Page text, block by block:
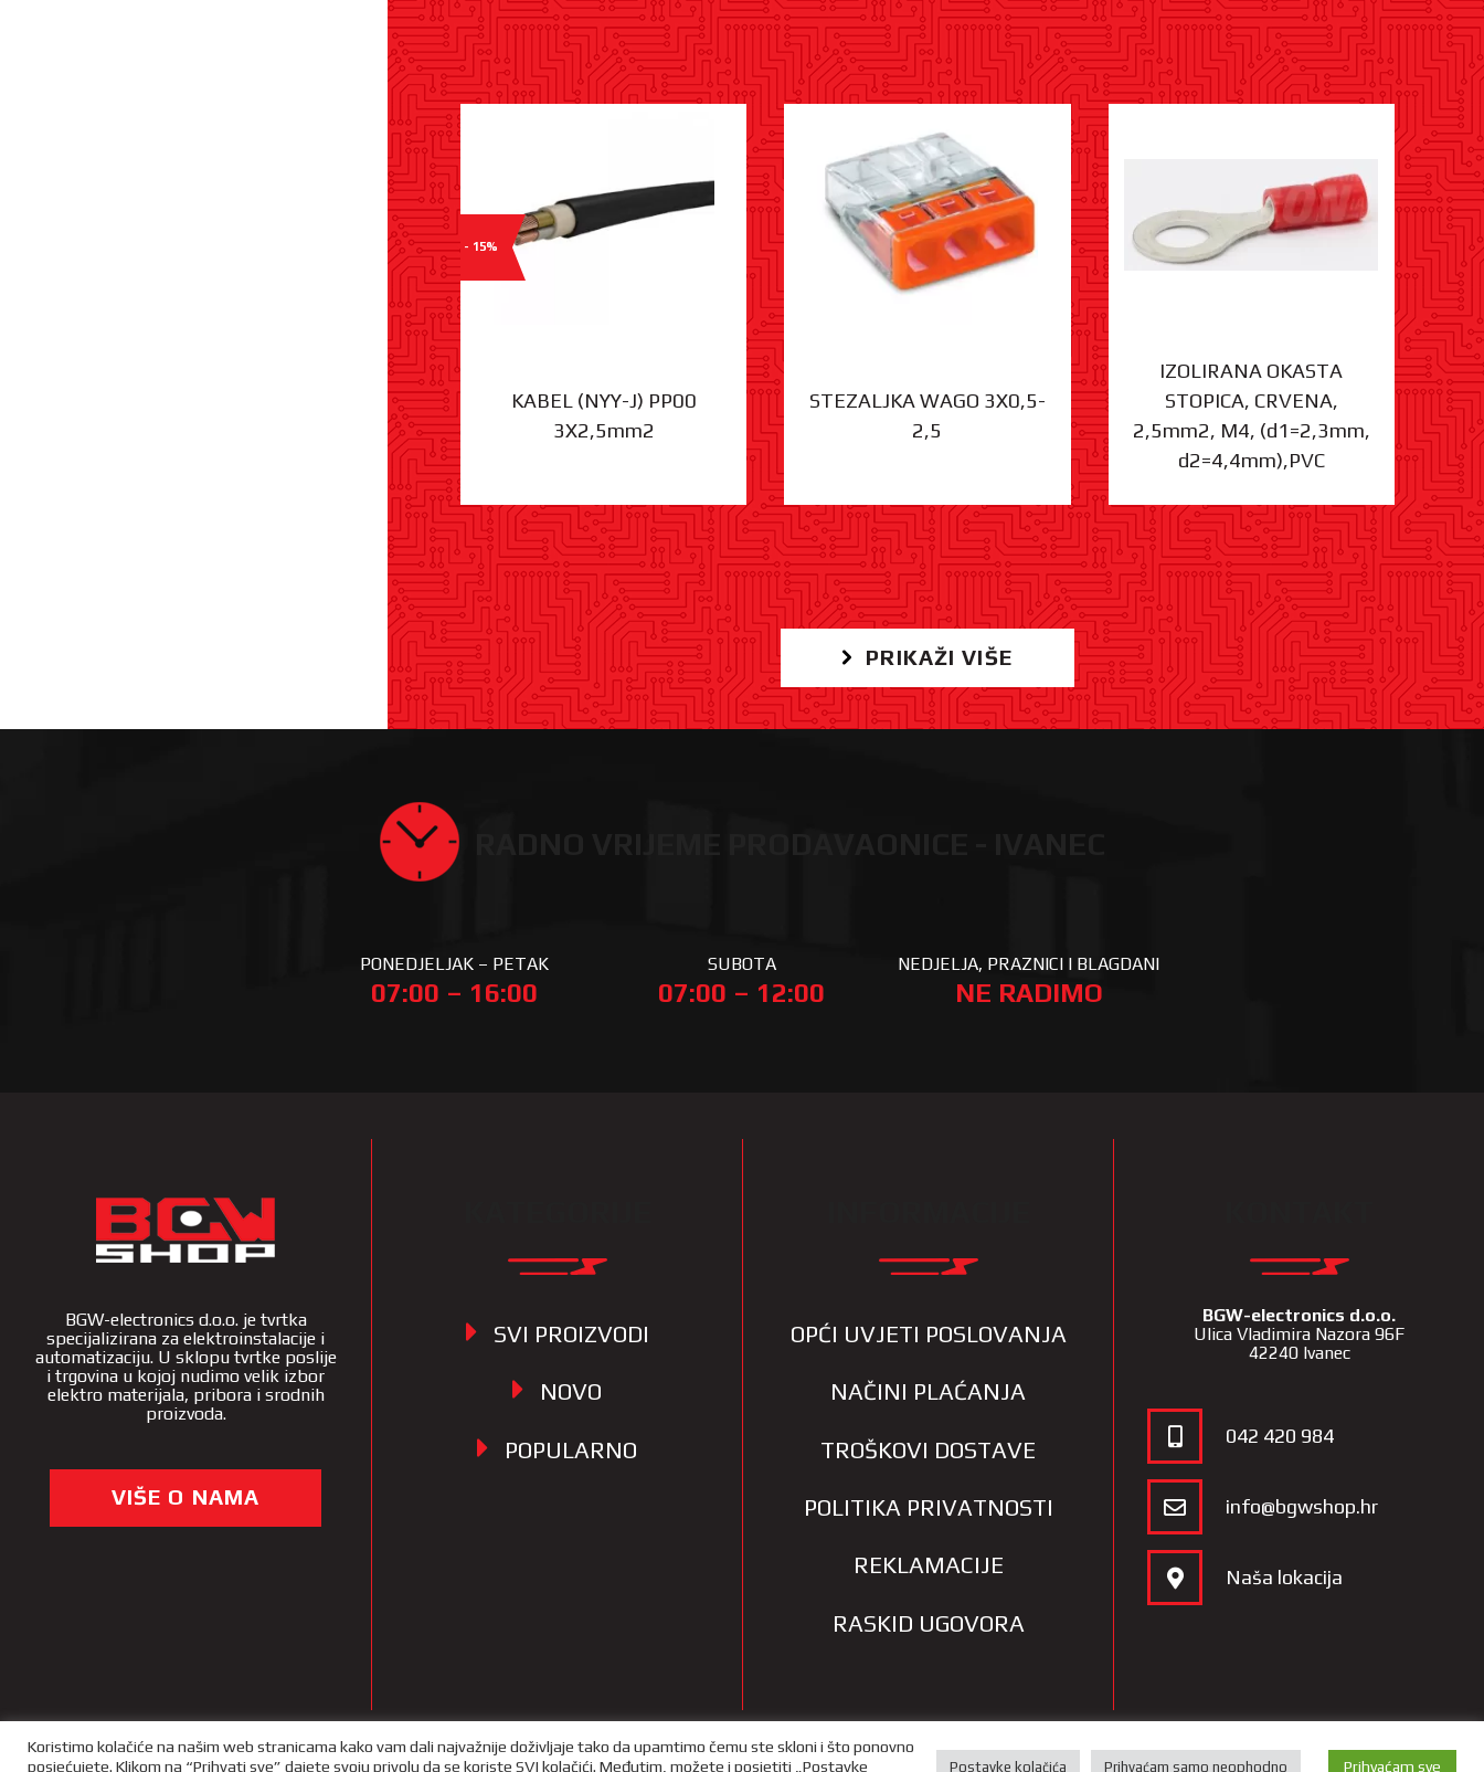
- 15%
KABEL (NYY-J) PP00
3X2,5mm2
STEZALJKA WAGO 3X0,5-
2,5
IZOLIRANA OKASTA
STOPICA, CRVENA,
2,5mm2, M4, (d1=2,3mm,
d2=4,4mm),PVC
PRIKAŽI VIŠE
PONEDJELJAK – PETAK
07:00 – 16:00
SUBOTA
07:00 – 12:00
NEDJELJA, PRAZNICI I BLAGDANI
NE RADIMO
BGW-electronics d.o.o. je tvrtka
specijalizirana za elektroinstalacije i
automatizaciju. U sklopu tvrtke poslije
i trgovina u kojoj nudimo velik izbor
elektro materijala, pribora i srodnih
proizvoda.
VIŠE O NAMA
SVI PROIZVODI
NOVO
POPULARNO
OPĆI UVJETI POSLOVANJA
NAČINI PLAĆANJA
TROŠKOVI DOSTAVE
POLITIKA PRIVATNOSTI
REKLAMACIJE
RASKID UGOVORA
BGW-electronics d.o.o.
Ulica Vladimira Nazora 96F
42240 Ivanec
042 420 984
info@bgwshop.hr
Naša lokacija
Koristimo kolačiće na našim web stranicama kako vam dali najvažnije doživljaje tako da upamtimo čemu ste skloni i što ponovno
posjećujete. Klikom na “Prihvati sve” dajete svoju privolu da se koriste SVI kolačići. Međutim, možete i posjetiti „Postavke
Postavke kolačića Prihvaćam samo neophodno Prihvaćam sve